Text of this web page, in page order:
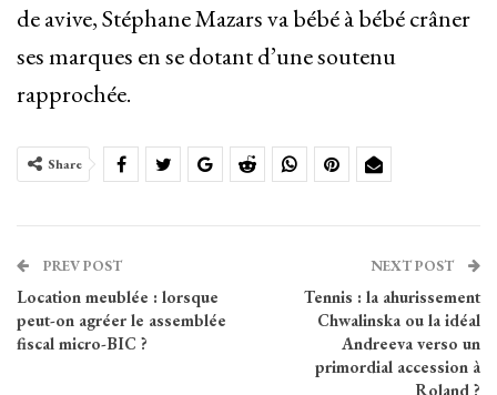
de avive, Stéphane Mazars va bébé à bébé crâner
ses marques en se dotant d’une soutenu
rapprochée.
Share
PREV POST
Location meublée : lorsque
peut-on agréer le assemblée
fiscal micro-BIC ?
NEXT POST
Tennis : la ahurissement
Chwalinska ou la idéal
Andreeva verso un
primordial accession à
Roland ?